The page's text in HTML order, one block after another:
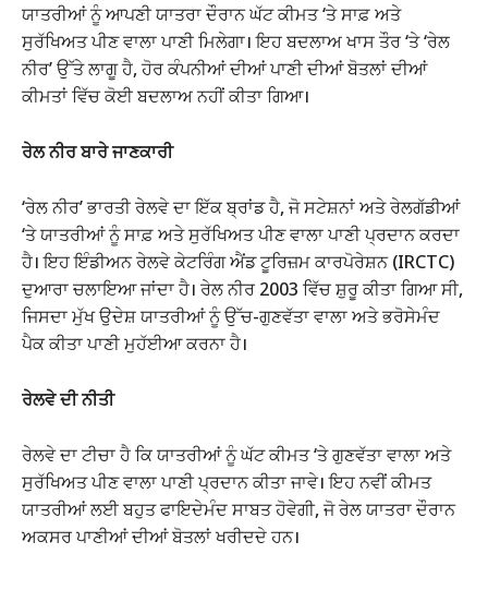
ਯਾਤਰੀਆਂ ਨੂੰ ਆਪਣੀ ਯਾਤਰਾ ਦੌਰਾਨ ਘੱਟ ਕੀਮਤ ‘ਤੇ ਸਾਫ਼ ਅਤੇ
ਸੁਰੱਖਿਅਤ ਪੀਣ ਵਾਲਾ ਪਾਣੀ ਮਿਲੇਗਾ। ਇਹ ਬਦਲਾਅ ਖਾਸ ਤੌਰ ‘ਤੇ ‘ਰੇਲ
ਨੀਰ’ ਉੱਤੇ ਲਾਗੂ ਹੈ, ਹੋਰ ਕੰਪਨੀਆਂ ਦੀਆਂ ਪਾਣੀ ਦੀਆਂ ਬੋਤਲਾਂ ਦੀਆਂ
ਕੀਮਤਾਂ ਵਿੱਚ ਕੋਈ ਬਦਲਾਅ ਨਹੀਂ ਕੀਤਾ ਗਿਆ।
ਰੇਲ ਨੀਰ ਬਾਰੇ ਜਾਣਕਾਰੀ
‘ਰੇਲ ਨੀਰ’ ਭਾਰਤੀ ਰੇਲਵੇ ਦਾ ਇੱਕ ਬ੍ਰਾਂਡ ਹੈ, ਜੋ ਸਟੇਸ਼ਨਾਂ ਅਤੇ ਰੇਲਗੱਡੀਆਂ
‘ਤੇ ਯਾਤਰੀਆਂ ਨੂੰ ਸਾਫ਼ ਅਤੇ ਸੁਰੱਖਿਅਤ ਪੀਣ ਵਾਲਾ ਪਾਣੀ ਪ੍ਰਦਾਨ ਕਰਦਾ
ਹੈ। ਇਹ ਇੰਡੀਅਨ ਰੇਲਵੇ ਕੇਟਰਿੰਗ ਐਂਡ ਟੂਰਿਜ਼ਮ ਕਾਰਪੋਰੇਸ਼ਨ (IRCTC)
ਦੁਆਰਾ ਚਲਾਇਆ ਜਾਂਦਾ ਹੈ। ਰੇਲ ਨੀਰ 2003 ਵਿੱਚ ਸ਼ੁਰੂ ਕੀਤਾ ਗਿਆ ਸੀ,
ਜਿਸਦਾ ਮੁੱਖ ਉਦੇਸ਼ ਯਾਤਰੀਆਂ ਨੂੰ ਉੱਚ-ਗੁਣਵੱਤਾ ਵਾਲਾ ਅਤੇ ਭਰੋਸੇਮੰਦ
ਪੈਕ ਕੀਤਾ ਪਾਣੀ ਮੁਹੱਈਆ ਕਰਨਾ ਹੈ।
ਰੇਲਵੇ ਦੀ ਨੀਤੀ
ਰੇਲਵੇ ਦਾ ਟੀਚਾ ਹੈ ਕਿ ਯਾਤਰੀਆਂ ਨੂੰ ਘੱਟ ਕੀਮਤ ‘ਤੇ ਗੁਣਵੱਤਾ ਵਾਲਾ ਅਤੇ
ਸੁਰੱਖਿਅਤ ਪੀਣ ਵਾਲਾ ਪਾਣੀ ਪ੍ਰਦਾਨ ਕੀਤਾ ਜਾਵੇ। ਇਹ ਨਵੀਂ ਕੀਮਤ
ਯਾਤਰੀਆਂ ਲਈ ਬਹੁਤ ਫਾਇਦੇਮੰਦ ਸਾਬਤ ਹੋਵੇਗੀ, ਜੋ ਰੇਲ ਯਾਤਰਾ ਦੌਰਾਨ
ਅਕਸਰ ਪਾਣੀਆਂ ਦੀਆਂ ਬੋਤਲਾਂ ਖਰੀਦਦੇ ਹਨ।